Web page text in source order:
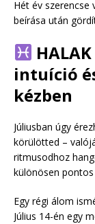
Hét év szerencse
beírása után
intuíció
kézben
Júliusban úgy
körülötted –
ritmusodhoz
különösen
Egy régi álom
Július 14-én egy